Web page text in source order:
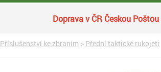
Doprava v ČR Českou
Příslušenství ke zbraním > Přední taktické rukojeti